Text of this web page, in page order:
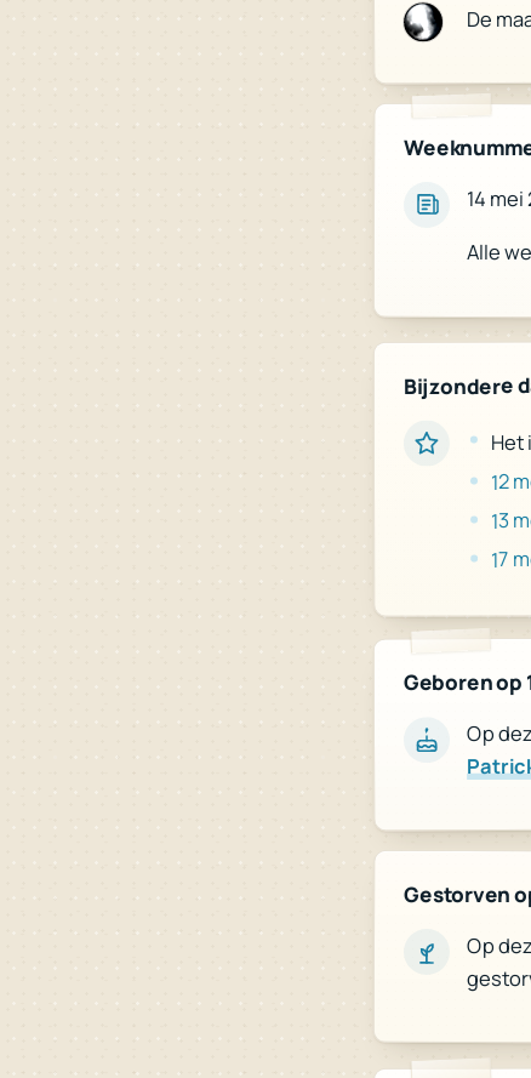
De
14
Alle
Bijzondere
Het
12
13
17
Geboren op
Op
Gestorven
Op